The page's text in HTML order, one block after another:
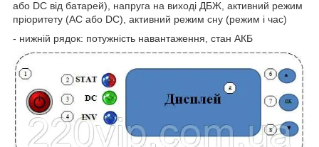
або DC від батарей), напруга на виході ДБЖ, активний режим
пріоритету (АС або DC), активний режим сну (режим і час)
- нижній рядок: потужність навантаження, стан АКБ